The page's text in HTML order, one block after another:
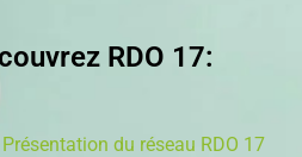
RDO 17:
Présentation du réseau RDO 17